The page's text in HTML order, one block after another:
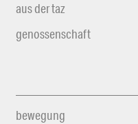
aus der taz
genossenschaft
bewegung